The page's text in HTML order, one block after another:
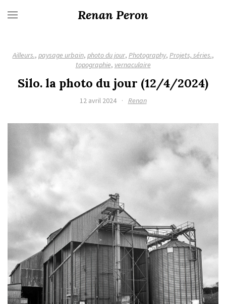
Renan Peron
Ailleurs., paysage urbain, photo du jour, Photography, Projets, séries.,
topographie, vernaculaire
Silo. la photo du jour (12/4/2024)
12 avril 2024 · Renan